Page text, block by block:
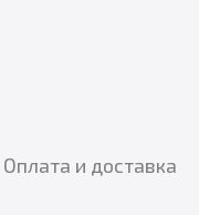
Оплата и доставка